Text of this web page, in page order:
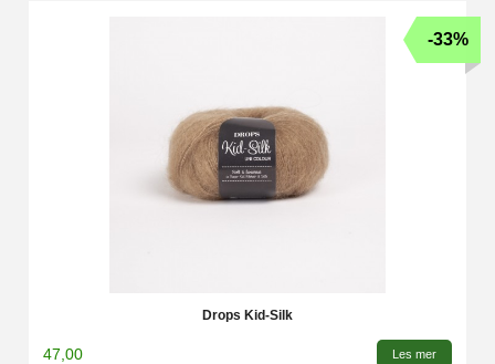
Drops Kid-Silk
47,00
-33%
Les mer